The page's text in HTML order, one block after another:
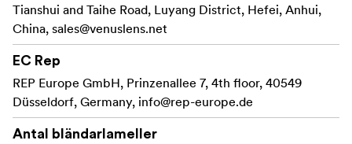
2:1 förstoringsgrad:Fångar anmärkningsvärda
makrodetaljer med dubbelt så stor förstoring som i
Full 360° rotationsförmåga: Möjliggör smidiga
rotationsrörelser för kreativa videoeffekter.
** Inbyggda LED-lampor: ** Belysa motiv tydligt i
Tianshui and Taihe Road, Luyang District, Hefei, Anhui,
China, sales@venuslens.net
EC Rep
REP Europe GmbH, Prinzenallee 7, 4th floor, 40549
Düsseldorf, Germany, info@rep-europe.de
Antal bländarlameller